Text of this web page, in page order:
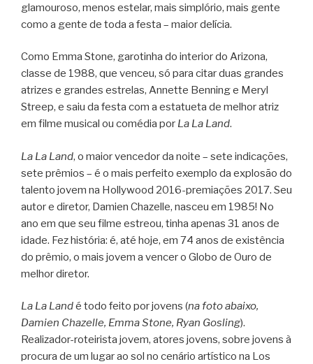
glamouroso, menos estelar, mais simplório, mais gente
como a gente de toda a festa – maior delícia.
Como Emma Stone, garotinha do interior do Arizona,
classe de 1988, que venceu, só para citar duas grandes
atrizes e grandes estrelas, Annette Benning e Meryl
Streep, e saiu da festa com a estatueta de melhor atriz
em filme musical ou comédia por La La Land.
La La Land, o maior vencedor da noite – sete indicações,
sete prêmios – é o mais perfeito exemplo da explosão do
talento jovem na Hollywood 2016-premiações 2017. Seu
autor e diretor, Damien Chazelle, nasceu em 1985! No
ano em que seu filme estreou, tinha apenas 31 anos de
idade. Fez história: é, até hoje, em 74 anos de existência
do prêmio, o mais jovem a vencer o Globo de Ouro de
melhor diretor.
La La Landé todo feito por jovens (na foto abaixo,
Damien Chazelle, Emma Stone, Ryan Gosling).
Realizador-roteirista jovem, atores jovens, sobre jovens à
procura de um lugar ao sol no cenário artístico na Los